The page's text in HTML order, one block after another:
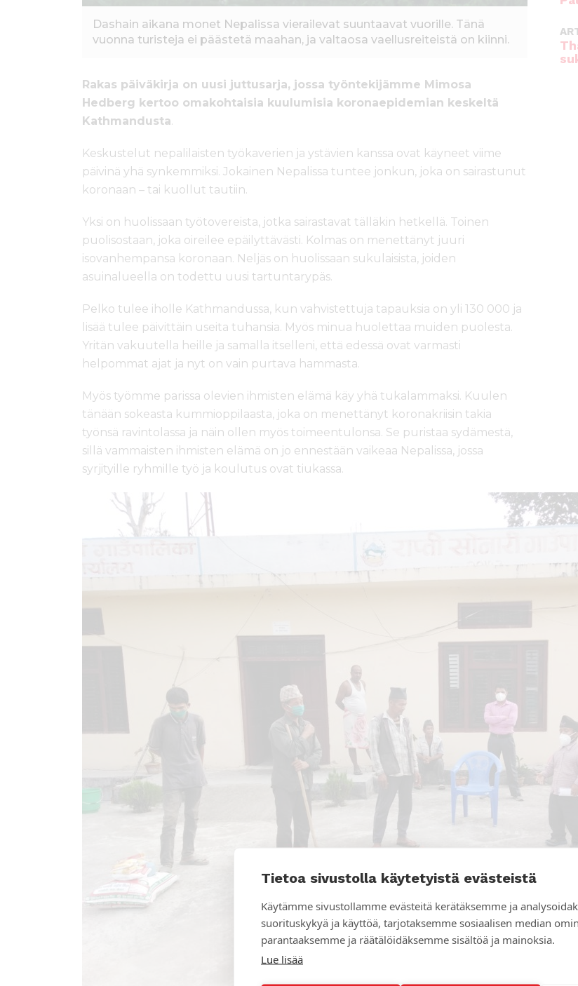
Tietoa sivustolla käytetyistä evästeistä
Käytämme sivustollamme evästeitä kerätäksemme ja
suorituskykyä ja käyttöä, tarjotaksemme sosiaalisen median
parantaaksemme ja räätälöidäksemme sisältöä ja mainoksia.
Lue lisää
Dashain aikana monet Nepalissa vierailevat suuntaavat vuorille. Tänä
vuonna turisteja ei päästetä maahan, ja valtaosa vaellusreiteistä on kiinni.
Rakas päiväkirja on uusi juttusarja, jossa työntekijämme Mimosa
Hedberg kertoo omakohtaisia kuulumisia koronaepidemian keskeltä
Kathmandusta.
Keskustelut nepalilaisten työkaverien ja ystävien kanssa ovat käyneet viime
päivinä yhä synkemmiksi. Jokainen Nepalissa tuntee jonkun, joka on sairastunut
koronaan – tai kuollut tautiin.
Yksi on huolissaan työtovereista, jotka sairastavat tälläkin hetkellä. Toinen
puolisostaan, joka oireilee epäilyttävästi. Kolmas on menettänyt juuri
isovanhempansa koronaan. Neljäs on huolissaan sukulaisista, joiden
asuinalueella on todettu uusi tartuntarypäs.
Pelko tulee iholle Kathmandussa, kun vahvistettuja tapauksia on yli 130 000 ja
lisää tulee päivittäin useita tuhansia. Myös minua huolettaa muiden puolesta.
Yritän vakuutella heille ja samalla itselleni, että edessä ovat varmasti
helpommat ajat ja nyt on vain purtava hammasta.
Myös työmme parissa olevien ihmisten elämä käy yhä tukalammaksi. Kuulen
tänään sokeasta kummioppilaasta, joka on menettänyt koronakriisin takia
työnsä ravintolassa ja näin ollen myös toimeentulonsa. Se puristaa sydämestä,
sillä vammaisten ihmisten elämä on jo ennestään vaikeaa Nepalissa, jossa
syrjityille ryhmille työ ja koulutus ovat tiukassa.